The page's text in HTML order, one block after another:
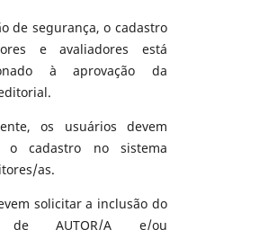
de segurança, o cadastro
e avaliadores está
à aprovação da
os usuários devem
o cadastro no sistema
as.
solicitar a inclusão do
de AUTOR/A e/ou